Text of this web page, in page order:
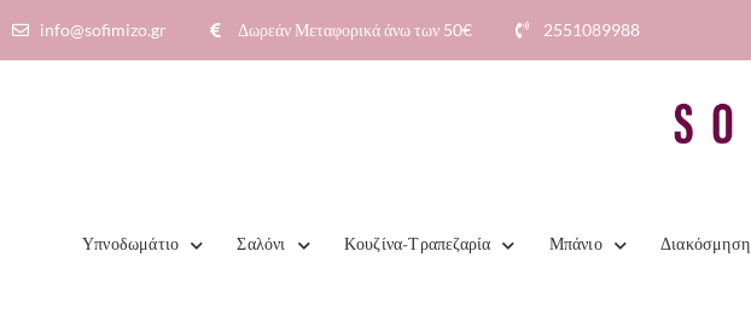
info@sofimizo.gr Δωρεάν Μεταφορικά άνω των 50€​ 2551089988
Υπνοδωμάτιο Σαλόνι Κουζίνα-Τραπεζαρία Μπάνιο Διακόσμηση